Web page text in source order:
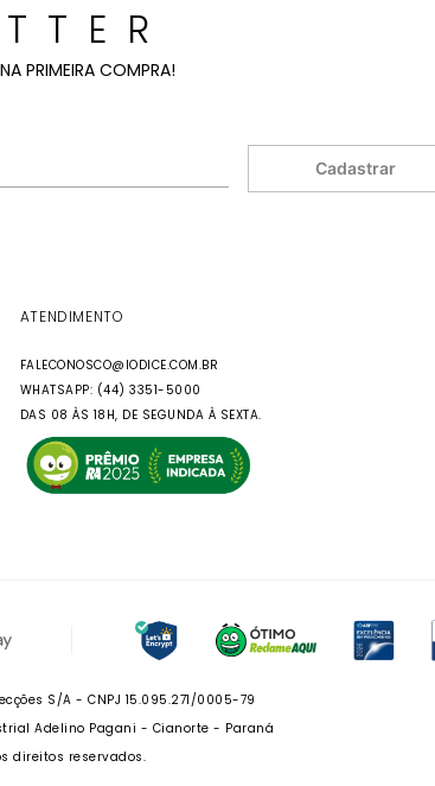
PRIMEIRA COMPRA!
Cadastrar
ATENDIMENTO
FALECONOSCO@IODICE.COM.BR
WHATSAPP: (44) 3351-5000
DAS 08 ÀS 18H, DE SEGUNDA À SEXTA.
S/A - CNPJ 15.095.271/0005-79
Adelino Pagani - Cianorte - Paraná
direitos reservados.